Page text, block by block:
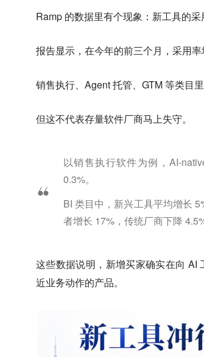
Ramp 的数据里有个现象： 新工具的采
报告显示，在今年的前三个月，采用
销售执行、Agent 托管、GTM 等类目
但这不代表存量软件厂商马上失守。
以销售执行软件为例，AI-
0.3%。
BI 类目中，新兴工具平均增长
者增长 17%，传统厂商下降 4.5%
这些数据说明，新增买家确实在向 AI
近业务动作的产品。